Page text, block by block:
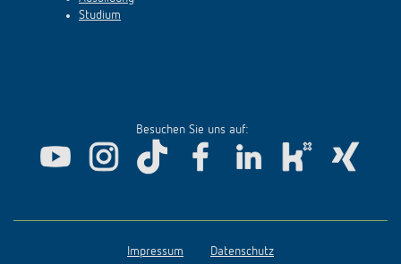
Studium
Besuchen Sie uns auf:
Impressum Datenschutz